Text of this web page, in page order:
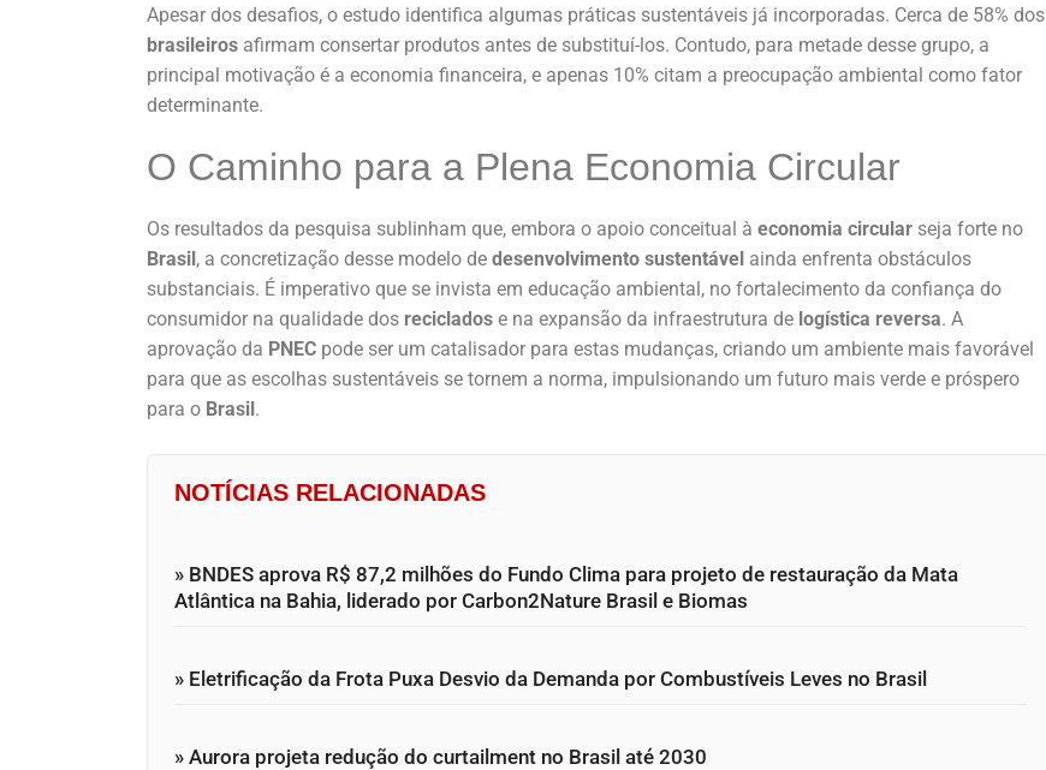
Apesar dos desafios, o estudo identifica algumas práticas sustentáveis já incorporadas. Cerca de 58% dos
brasileiros afirmam consertar produtos antes de substituí-los. Contudo, para metade desse grupo, a
principal motivação é a economia financeira, e apenas 10% citam a preocupação ambiental como fator
determinante.
O Caminho para a Plena Economia Circular
Os resultados da pesquisa sublinham que, embora o apoio conceitual à economia circular seja forte no
Brasil, a concretização desse modelo de desenvolvimento sustentável ainda enfrenta obstáculos
substanciais. É imperativo que se invista em educação ambiental, no fortalecimento da confiança do
consumidor na qualidade dos reciclados e na expansão da infraestrutura de logística reversa. A
aprovação da PNEC pode ser um catalisador para estas mudanças, criando um ambiente mais favorável
para que as escolhas sustentáveis se tornem a norma, impulsionando um futuro mais verde e próspero
para o Brasil.
NOTÍCIAS RELACIONADAS
» BNDES aprova R$ 87,2 milhões do Fundo Clima para projeto de restauração da Mata
Atlântica na Bahia, liderado por Carbon2Nature Brasil e Biomas
» Eletrificação da Frota Puxa Desvio da Demanda por Combustíveis Leves no Brasil
» Aurora projeta redução do curtailment no Brasil até 2030